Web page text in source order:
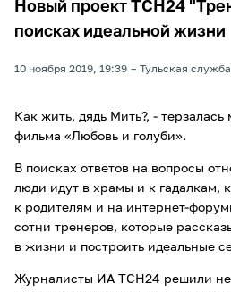
Новый проект ТСН24
поисках идеальной жизни
10 ноября 2019, 19:39 Тульская
Как жить, дядь Мить?, -
фильма «Любовь и голуби».
В поисках ответов на вопросы
люди идут в храмы и к гадалкам,
к родителям и на интернет-
сотни тренеров, которые
в жизни и построить идеальные
Журналисты ИА ТСН24 решили не